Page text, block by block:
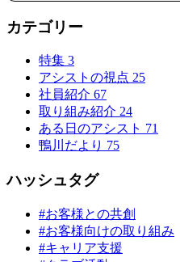
カテゴリー
特集 3
アシストの視点 25
社員紹介 67
取り組み紹介 24
ある日のアシスト 71
鴨川だより 75
ハッシュタグ
#お客様との共創
#お客様向けの取り組み
#キャリア支援